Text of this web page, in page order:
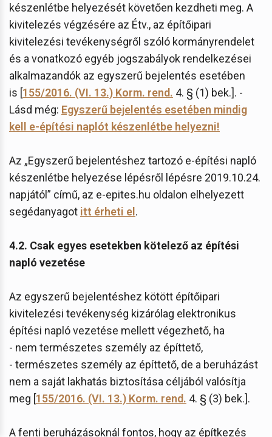
készenlétbe helyezését követően kezdheti meg. A
kivitelezés végzésére az Étv., az építőipari
kivitelezési tevékenységről szóló kormányrendelet
és a vonatkozó egyéb jogszabályok rendelkezései
alkalmazandók az egyszerű bejelentés esetében
is [155/2016. (VI. 13.) Korm. rend. 4. § (1) bek.]. -
Lásd még: Egyszerű bejelentés esetében mindig
kell e-építési naplót készenlétbe helyezni!
Az „Egyszerű bejelentéshez tartozó e-építési napló
készenlétbe helyezése lépésről lépésre 2019.10.24.
napjától” című, az e-epites.hu oldalon elhelyezett
segédanyagot itt érheti el.
4.2. Csak egyes esetekben kötelező az építési
napló vezetése
Az egyszerű bejelentéshez kötött építőipari
kivitelezési tevékenység kizárólag elektronikus
építési napló vezetése mellett végezhető, ha
- nem természetes személy az építtető,
- természetes személy az építtető, de a beruházást
nem a saját lakhatás biztosítása céljából valósítja
meg [155/2016. (VI. 13.) Korm. rend. 4. § (3) bek.].
A fenti beruházásoknál fontos, hogy az építkezés